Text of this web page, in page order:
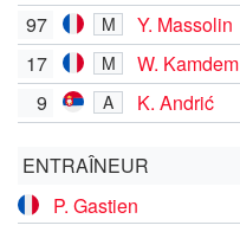
97 M
Y. Massolin
17
M
W. Kamdem
9
A K. Andrić
ENTRAÎNEUR
P. Gastien